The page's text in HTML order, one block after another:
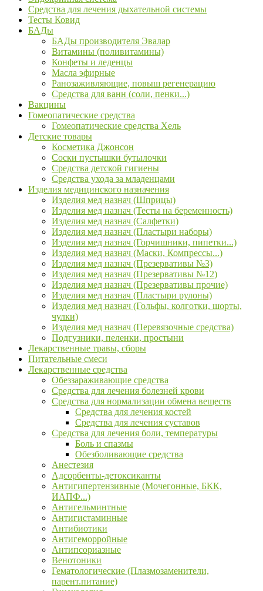
Средства для лечения дыхательной системы
Тесты Ковид
БАДы
БАДы производителя Эвалар
Витамины (поливитамины)
Конфеты и леденцы
Масла эфирные
Ранозаживляющие, повыш регенерацию
Средства для ванн (соли, пенки...)
Вакцины
Гомеопатические средства
Гомеопатические средства Хель
Детские товары
Косметика Джонсон
Соски пустышки бутылочки
Средства детской гигиены
Средства ухода за младенцами
Изделия медицинского назначения
Изделия мед назнач (Шприцы)
Изделия мед назнач (Тесты на беременность)
Изделия мед назнач (Салфетки)
Изделия мед назнач (Пластыри наборы)
Изделия мед назнач (Горчишники, пипетки...)
Изделия мед назнач (Маски, Компрессы...)
Изделия мед назнач (Презервативы №3)
Изделия мед назнач (Презервативы №12)
Изделия мед назнач (Презервативы прочие)
Изделия мед назнач (Пластыри рулоны)
Изделия мед назнач (Гольфы, колготки, шорты,
чулки)
Изделия мед назнач (Перевязочные средства)
Подгузники, пеленки, простыни
Лекарственные травы, сборы
Питательные смеси
Лекарственные средства
Обеззараживающие средства
Средства для лечения болезней крови
Средства для нормализации обмена веществ
Средства для лечения костей
Средства для лечения суставов
Средства для лечения боли, температуры
Боль и спазмы
Обезболивающие средства
Анестезия
Адсорбенты-детоксиканты
Антигипертензивные (Мочегонные, БКК,
ИАПФ...)
Антигельминтные
Антигистаминные
Антибиотики
Антигеморройные
Антипсориазные
Венотоники
Гематологические (Плазмозаменители,
парент.питание)